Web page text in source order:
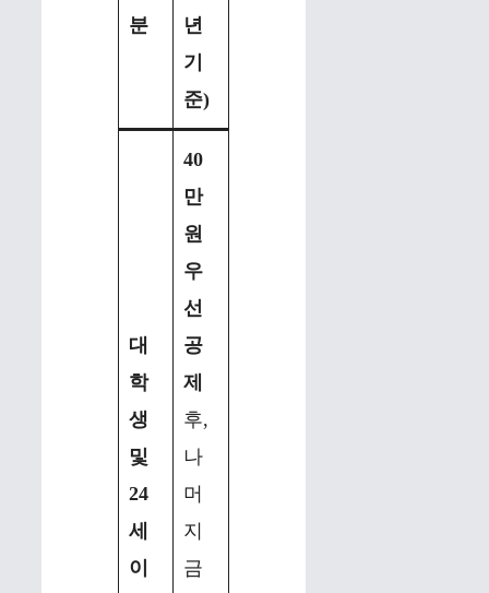
분
년
기
준)
대
학
생
및
24
세
이
40
만
원
우
선
공
제
후,
나
머
지
금